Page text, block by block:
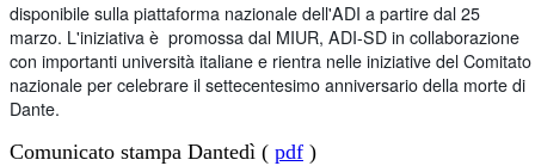
disponibile sulla piattaforma nazionale dell'ADI a partire dal 25
marzo. L'iniziativa è promossa dal MIUR, ADI-SD in collaborazione
con importanti università italiane e rientra nelle iniziative del Comitato
nazionale per celebrare il settecentesimo anniversario della morte di
Dante.
Comunicato stampa Dantedì ( pdf )